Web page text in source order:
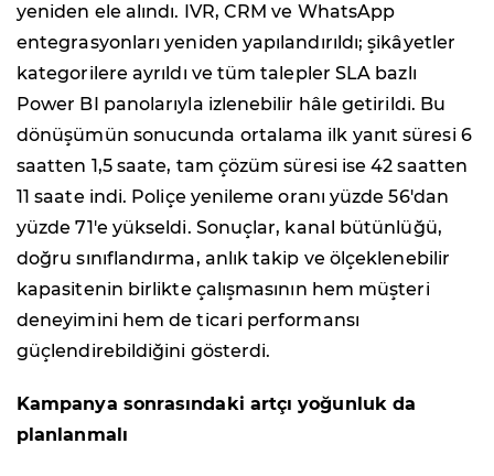
yeniden ele alındı. IVR, CRM ve WhatsApp
entegrasyonları yeniden yapılandırıldı; şikâyetler
kategorilere ayrıldı ve tüm talepler SLA bazlı
Power BI panolarıyla izlenebilir hâle getirildi. Bu
dönüşümün sonucunda ortalama ilk yanıt süresi 6
saatten 1,5 saate, tam çözüm süresi ise 42 saatten
11 saate indi. Poliçe yenileme oranı yüzde 56'dan
yüzde 71'e yükseldi. Sonuçlar, kanal bütünlüğü,
doğru sınıflandırma, anlık takip ve ölçeklenebilir
kapasitenin birlikte çalışmasının hem müşteri
deneyimini hem de ticari performansı
güçlendirebildiğini gösterdi.
Kampanya sonrasındaki artçı yoğunluk da
planlanmalı